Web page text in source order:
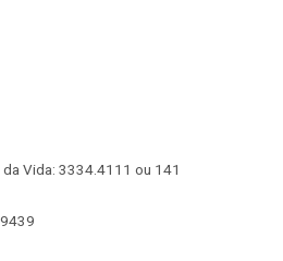
Vida: 3334.4111 ou 141